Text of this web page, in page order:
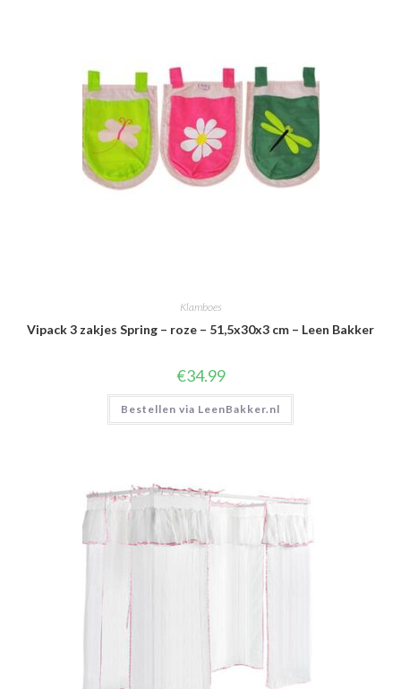
Klamboes
Vipack 3 zakjes Spring – roze – 51,5x30x3 cm – Leen Bakker
€34.99
Bestellen via LeenBakker.nl